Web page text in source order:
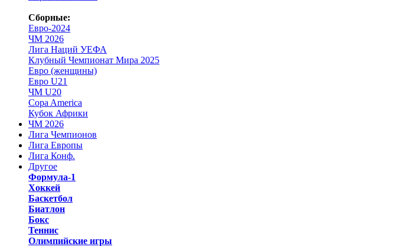
Сборные:
Евро-2024
ЧМ 2026
Лига Наций УЕФА
Клубный Чемпионат Мира 2025
Евро (женщины)
Евро U21
ЧМ U20
Copa America
Кубок Африки
ЧМ 2026
Лига Чемпионов
Лига Европы
Лига Конф.
Другое
Формула-1
Хоккей
Баскетбол
Биатлон
Бокс
Теннис
Олимпийские игры